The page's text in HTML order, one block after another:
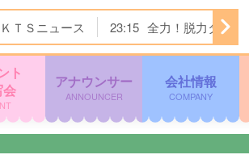
ＫＴＳニュース 23:15 全力！脱力タイムズ
ト
アナウンサー
ANNOUNCER
会社情報
COMPANY